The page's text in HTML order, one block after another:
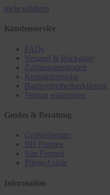
mehr erfahren
Kundenservice
FAQs
Versand & Rückgabe
Zahlungsmethoden
Kontaktformular
Barrierefreiheitserklärung
Vertrag widerrufen
Guides & Beratung
Größenberater
BH Formen
Slip Formen
Pflege-Guide
Information